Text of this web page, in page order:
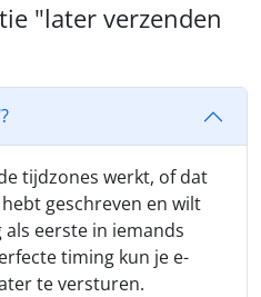
"later verzenden
tijdzones werkt, of dat
geschreven en wilt
eerste in iemands
timing kun je e-
te versturen.